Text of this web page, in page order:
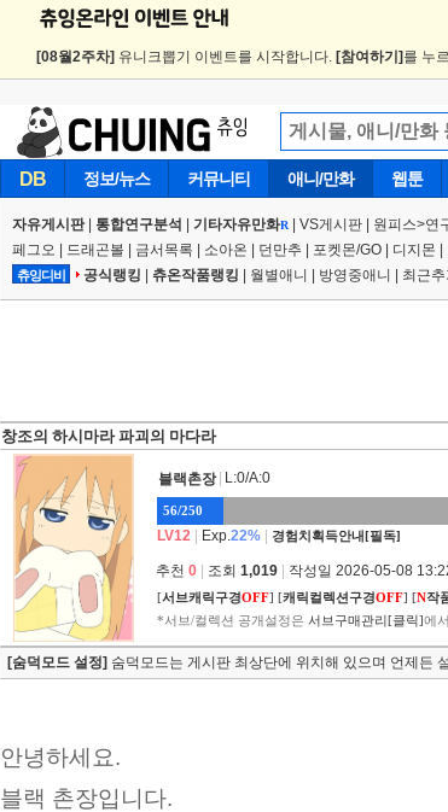
[08월2주차] 유니크뽑기 이벤트를 시작합니다. [참여하기] 를 누
DB 정보/뉴스 커뮤니티 애니/만화 웹툰
자유게시판| 통합연구분석 기타자유만화R| VS게시판 원피스>연
페그오
드래곤볼 금서목록 소아온 던만추 포켓몬/GO 디지몬
츄잉디비 공식랭킹 츄온작품랭킹 월별애니 방영중애니 최근
창조의 하시마라 파괴의 마다라
블랙촌장 L:0/A:0
56/250
LV12 Exp.22% 경험치획득안내[필독]
추천 0 조회 1,019 작성일 2026-05-08
[서브캐릭구경OFF] [캐릭컬렉션구경OFF] [N작
*서브/컬렉션 공개설정은 서브구매관리[클릭]에
[숨덕모드 설정] 숨덕모드는 게시판 최상단에 위치해 있으며 언제든
안녕하세요.
블랙 촌장입니다.